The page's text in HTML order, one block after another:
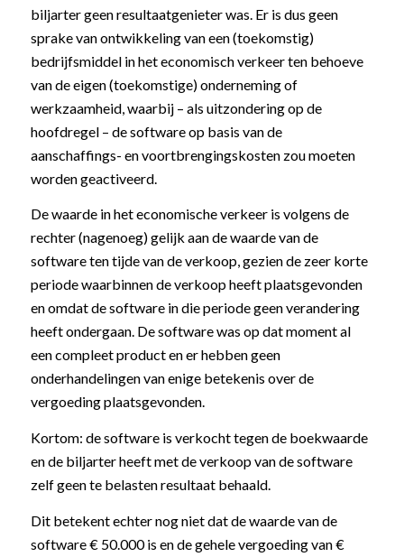
biljarter geen resultaatgenieter was. Er is dus geen
sprake van ontwikkeling van een (toekomstig)
bedrijfsmiddel in het economisch verkeer ten behoeve
van de eigen (toekomstige) onderneming of
werkzaamheid, waarbij – als uitzondering op de
hoofdregel – de software op basis van de
aanschaffings- en voortbrengingskosten zou moeten
worden geactiveerd.
De waarde in het economische verkeer is volgens de
rechter (nagenoeg) gelijk aan de waarde van de
software ten tijde van de verkoop, gezien de zeer korte
periode waarbinnen de verkoop heeft plaatsgevonden
en omdat de software in die periode geen verandering
heeft ondergaan. De software was op dat moment al
een compleet product en er hebben geen
onderhandelingen van enige betekenis over de
vergoeding plaatsgevonden.
Kortom: de software is verkocht tegen de boekwaarde
en de biljarter heeft met de verkoop van de software
zelf geen te belasten resultaat behaald.
Dit betekent echter nog niet dat de waarde van de
software € 50.000 is en de gehele vergoeding van €